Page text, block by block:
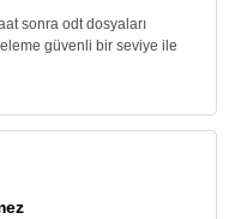
sonra odt dosyaları
güvenli bir seviye ile